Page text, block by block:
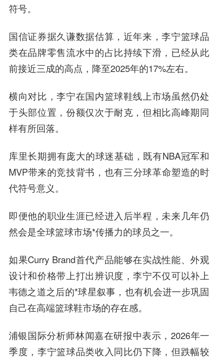
符号。
国信证券据久谦数据估算，近年来，李宁篮球品
类在品牌零售流水中的占比持续下滑，已经从此
前接近三成的高点，降至2025年的17%左右。
横向对比，李宁在国内篮球鞋线上市场虽然仍处
于头部位置，份额仅次于耐克，但相比高峰期同
样有所回落。
库里长期拥有庞大的球迷基础，既有NBA冠军和
MVP带来的竞技背书，也有三分球革命塑造的时
代符号意义。
即便他的职业生涯已经进入后半程，未来几年仍
然会是全球篮球市场*传播力的球员之一。
如果Curry Brand首代产品能够在实战性能、外观
设计和价格带上打出辨识度，李宁不仅可以补上
韦德之道之后的*球星叙事，也有机会进一步巩固
自己在高端篮球鞋市场的存在感。
浦银国际分析师林闻嘉在研报中表示，2026年一
季度，李宁篮球品类收入同比仍下降，但跌幅较